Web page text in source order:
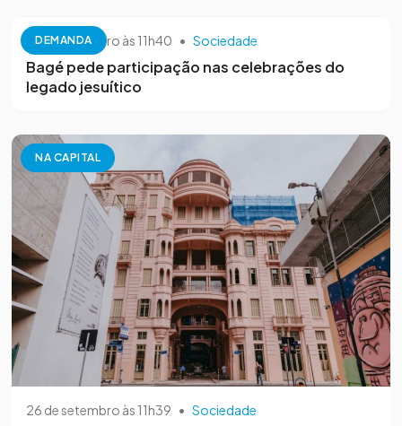
DEMANDA
26 de setembro às 11h40 • Sociedade
Bagé pede participação nas celebrações do
legado jesuítico
NA CAPITAL
26 de setembro às 11h39 • Sociedade